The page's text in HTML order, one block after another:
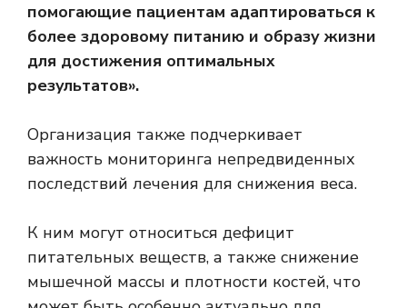
помогающие пациентам адаптироваться к
более здоровому питанию и образу жизни
для достижения оптимальных
результатов».
Организация также подчеркивает
важность мониторинга непредвиденных
последствий лечения для снижения веса.
К ним могут относиться дефицит
питательных веществ, а также снижение
мышечной массы и плотности костей, что